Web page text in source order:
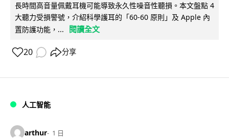
長時間高音量佩戴耳機可能導致永久性噪音性聽損。本文盤點 4
大聽力受損警號，介紹科學護耳的「60-60 原則」及 Apple 內
置防護功能，...
閱讀全文
20 分享
人工智能
arthur 1 日